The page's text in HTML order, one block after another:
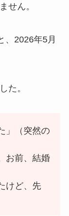
せん。
、2026年5月
た。
」（突然の
お前、結婚
けど、先